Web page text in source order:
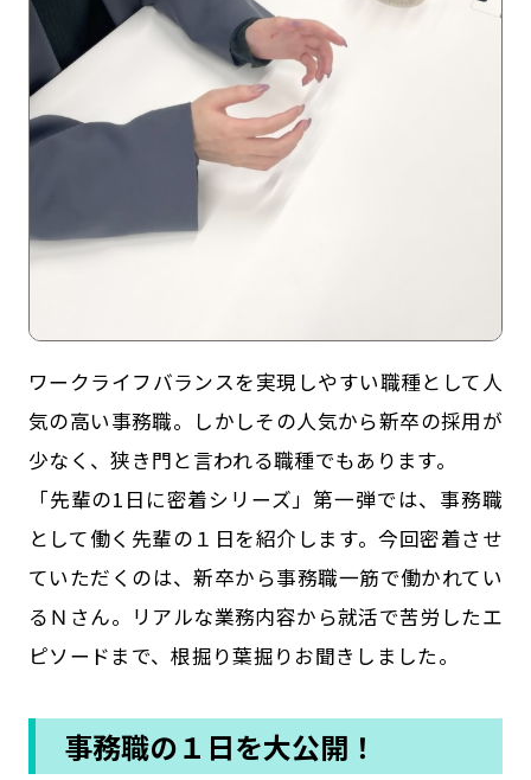
公式SNSはこちら
ワークライフバランスを実現しやすい職種として人
気の高い事務職。しかしその人気から新卒の採用が
少なく、狭き門と言われる職種でもあります。
「先輩の1日に密着シリーズ」第一弾では、事務職
として働く先輩の１日を紹介します。今回密着させ
ていただくのは、新卒から事務職一筋で働かれてい
るＮさん。リアルな業務内容から就活で苦労したエ
ピソードまで、根掘り葉掘りお聞きしました。
事務職の１日を大公開！